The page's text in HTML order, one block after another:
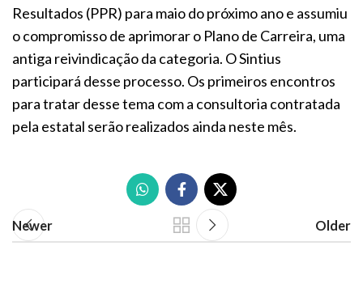
Resultados (PPR) para maio do próximo ano e assumiu
o compromisso de aprimorar o Plano de Carreira, uma
antiga reivindicação da categoria. O Sintius
participará desse processo. Os primeiros encontros
para tratar desse tema com a consultoria contratada
pela estatal serão realizados ainda neste mês.
Newer Older